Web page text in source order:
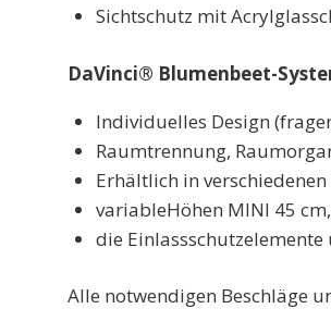
Sichtschutz mit
DaVinci® Blumenbeet-
Individuelles Design
Raumtrennung,
Erhältlich in
variableHöhen MINI 45
die
Alle notwendigen Beschläge